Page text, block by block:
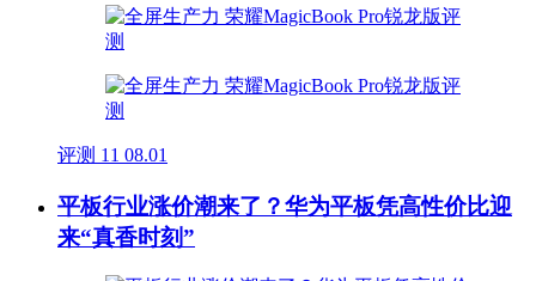
评测 11 08.01
平板行业涨价潮来了？华为平板凭高性价比迎
来“真香时刻”